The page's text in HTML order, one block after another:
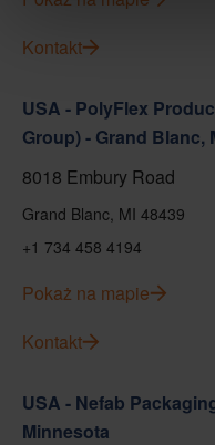
Kontakt
USA - PolyFlex
Group) - Grand Blanc,
8018 Embury Road
Grand Blanc, MI 48439
+1 734 458 4194
Pokaż na mapie
Kontakt
USA - Nefab
Minnesota